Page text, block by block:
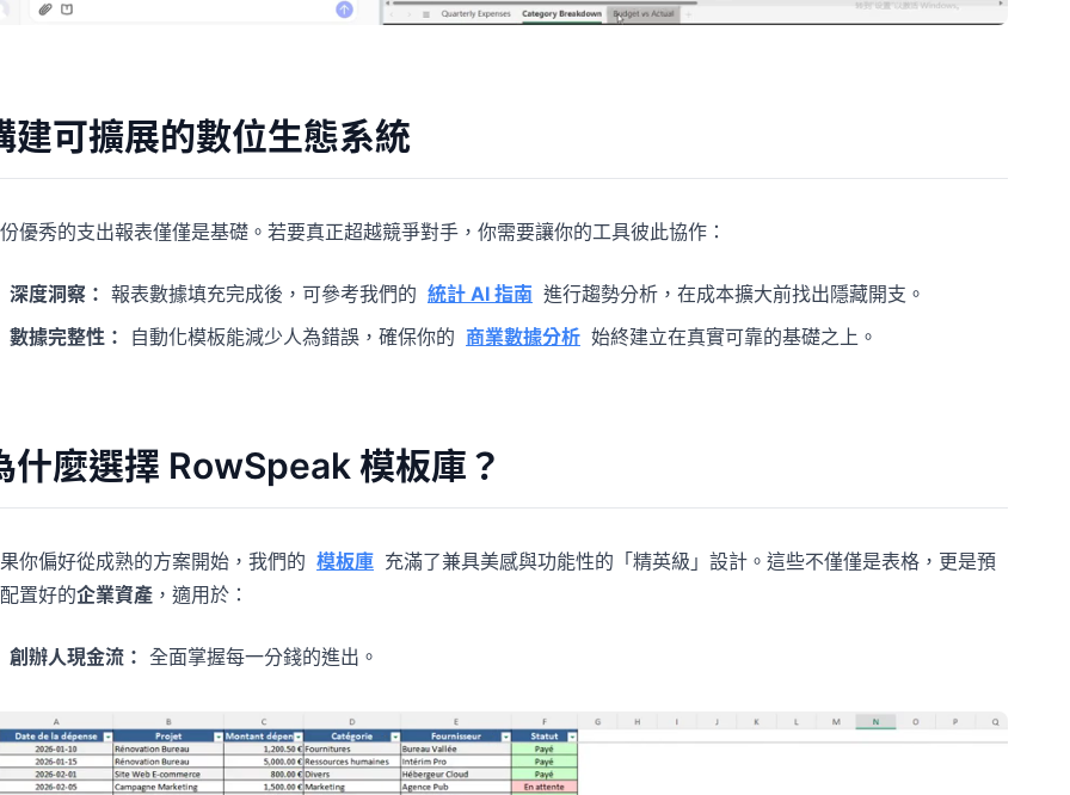
建可擴展的數位生態系統
優秀的支出報表僅僅是基礎。若要真正超越競爭對手，你需要讓你的工具彼此協作：
深度洞察： 報表數據填充完成後，可參考我們的 統計 AI 指南 進行趨勢分析，在成本擴大前找出隱藏開支。
數據完整性：
自動化模板能減少人為錯誤，確保你的 商業數據分析 始終建立在真實可靠的基礎之上。
什麼選擇 RowSpeak 模板庫？
你偏好從成熟的方案開始，我們的 模板庫 充滿了兼具美感與功能性的「精英級」設計。這些不僅僅是表格，更是預
置好的企業資產 ，適用於：
創辦人現金流： 全面掌握每一分錢的進出。